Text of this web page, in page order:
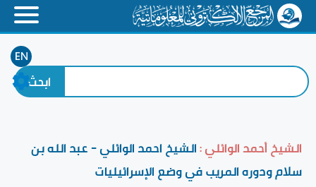
EN
الشيخ أحمد الوائلي :الشيخ احمد الوائلي - عبد الله بن
سلام ودوره المريب في وضع الإسرائيليات